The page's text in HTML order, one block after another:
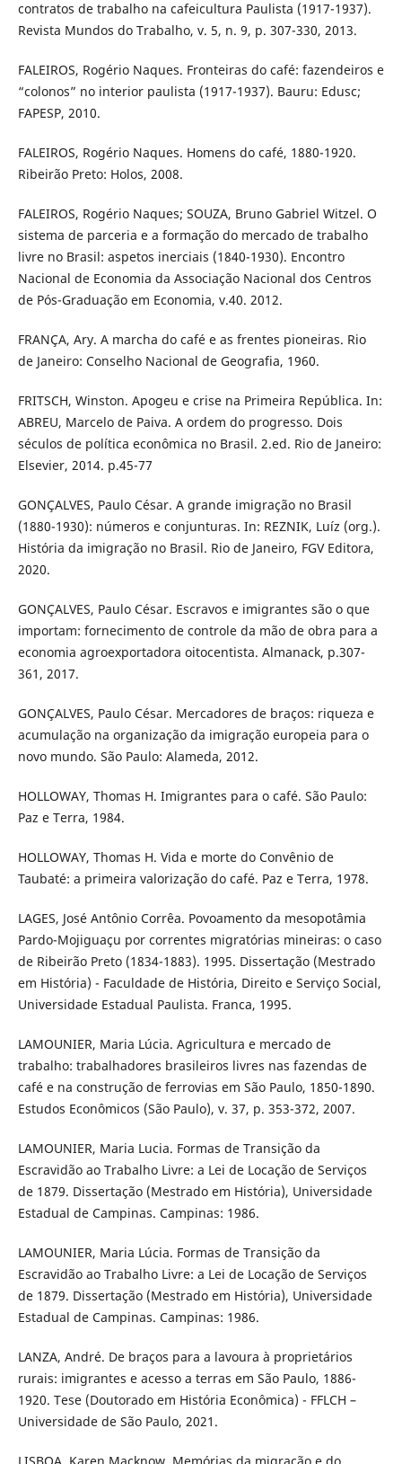
contratos de trabalho na cafeicultura Paulista (1917-1937).
Revista Mundos do Trabalho, v. 5, n. 9, p. 307-330, 2013.
FALEIROS, Rogério Naques. Fronteiras do café: fazendeiros e
“colonos” no interior paulista (1917-1937). Bauru: Edusc;
FAPESP, 2010.
FALEIROS, Rogério Naques. Homens do café, 1880-1920.
Ribeirão Preto: Holos, 2008.
FALEIROS, Rogério Naques; SOUZA, Bruno Gabriel Witzel. O
sistema de parceria e a formação do mercado de trabalho
livre no Brasil: aspetos inerciais (1840-1930). Encontro
Nacional de Economia da Associação Nacional dos Centros
de Pós-Graduação em Economia, v.40. 2012.
FRANÇA, Ary. A marcha do café e as frentes pioneiras. Rio
de Janeiro: Conselho Nacional de Geografia, 1960.
FRITSCH, Winston. Apogeu e crise na Primeira República. In:
ABREU, Marcelo de Paiva. A ordem do progresso. Dois
séculos de política econômica no Brasil. 2.ed. Rio de Janeiro:
Elsevier, 2014. p.45-77
GONÇALVES, Paulo César. A grande imigração no Brasil
(1880-1930): números e conjunturas. In: REZNIK, Luíz (org.).
História da imigração no Brasil. Rio de Janeiro, FGV Editora,
2020.
GONÇALVES, Paulo César. Escravos e imigrantes são o que
importam: fornecimento de controle da mão de obra para a
economia agroexportadora oitocentista. Almanack, p.307-
361, 2017.
GONÇALVES, Paulo César. Mercadores de braços: riqueza e
acumulação na organização da imigração europeia para o
novo mundo. São Paulo: Alameda, 2012.
HOLLOWAY, Thomas H. Imigrantes para o café. São Paulo:
Paz e Terra, 1984.
HOLLOWAY, Thomas H. Vida e morte do Convênio de
Taubaté: a primeira valorização do café. Paz e Terra, 1978.
LAGES, José Antônio Corrêa. Povoamento da mesopotâmia
Pardo-Mojiguaçu por correntes migratórias mineiras: o caso
de Ribeirão Preto (1834-1883). 1995. Dissertação (Mestrado
em História) - Faculdade de História, Direito e Serviço Social,
Universidade Estadual Paulista. Franca, 1995.
LAMOUNIER, Maria Lúcia. Agricultura e mercado de
trabalho: trabalhadores brasileiros livres nas fazendas de
café e na construção de ferrovias em São Paulo, 1850-1890.
Estudos Econômicos (São Paulo), v. 37, p. 353-372, 2007.
LAMOUNIER, Maria Lucia. Formas de Transição da
Escravidão ao Trabalho Livre: a Lei de Locação de Serviços
de 1879. Dissertação (Mestrado em História), Universidade
Estadual de Campinas. Campinas: 1986.
LAMOUNIER, Maria Lúcia. Formas de Transição da
Escravidão ao Trabalho Livre: a Lei de Locação de Serviços
de 1879. Dissertação (Mestrado em História), Universidade
Estadual de Campinas. Campinas: 1986.
LANZA, André. De braços para a lavoura à proprietários
rurais: imigrantes e acesso a terras em São Paulo, 1886-
1920. Tese (Doutorado em História Econômica) - FFLCH –
Universidade de São Paulo, 2021.